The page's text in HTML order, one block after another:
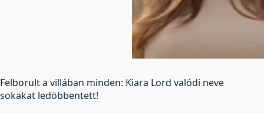
Felborult a villában minden: Kiara Lord valódi neve
sokakat ledöbbentett!